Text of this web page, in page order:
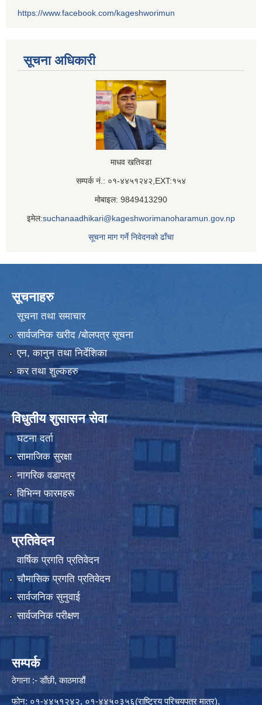
https://www.facebook.com/kageshworimun
सूचना अधिकारी
माधव खतिवडा
सम्पर्क नं.: ०१-४४५१२४२,EXT:१५४
मोबाइल: 9849413290
इमेल:suchanaadhikari@kageshworimanoharamun.gov.np
सूचना माग गर्ने निवेदनको ढाँचा
सूचनाहरु
सूचना तथा समाचार
सार्वजनिक खरीद /बोलपत्र सूचना
एन, कानुन तथा निर्देशिका
कर तथा शुल्कहरु
विधुतीय शुसासन सेवा
घटना दर्ता
सामाजिक सुरक्षा
नागरिक वडापत्र
विभिन्न फारमहरू
प्रतिवेदन
वार्षिक प्रगति प्रतिवेदन
चौमासिक प्रगति प्रतिवेदन
सार्वजनिक सुनुवाई
सार्वजनिक परीक्षण
सम्पर्क
ठेगाना :- डाँछी, काठमाडौं
फोन: ०१-४४५१२४२, ०१-४४५०३५६(राष्ट्रिय परिचयपत्र मात्र),